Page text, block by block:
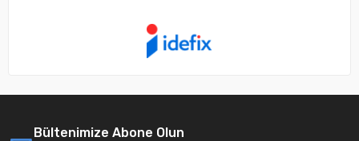
Bültenimize Abone Olun